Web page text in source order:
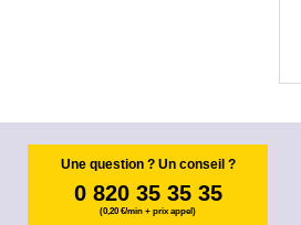
Une question ? Un conseil ?
0 820 35 35 35
(0,20 €/min + prix appel)